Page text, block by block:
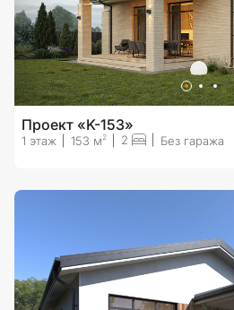
Проект «K-153»
1 этаж 153 м2 2 Без гаража